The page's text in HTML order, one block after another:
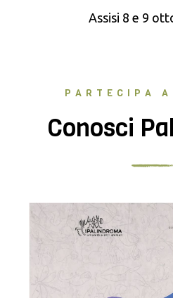
Assisi 8 e 9
PARTECIPA
Conosci